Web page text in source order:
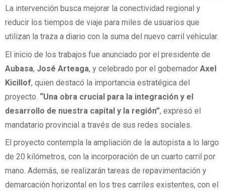
La intervención busca mejorar la conectividad regional y
reducir los tiempos de viaje para miles de usuarios que
utilizan la traza a diario con la suma del nuevo carril vehicular.
El inicio de los trabajos fue anunciado por el presidente de
Aubasa, José Arteaga, y celebrado por el gobernador Axel
Kicillof, quien destacó la importancia estratégica del
proyecto. “Una obra crucial para la integración y el
desarrollo de nuestra capital y la región”, expresó el
mandatario provincial a través de sus redes sociales.
El proyecto contempla la ampliación de la autopista a lo largo
de 20 kilómetros, con la incorporación de un cuarto carril por
mano. Además, se realizarán tareas de repavimentación y
demarcación horizontal en los tres carriles existentes, con el